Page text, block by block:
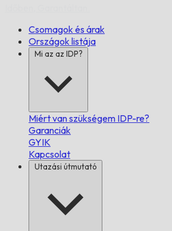
Csomagok és árak
Országok listája
Mi az az IDP?
Miért van szükségem IDP-re?
Garanciák
GYIK
Kapcsolat
Utazási útmutató